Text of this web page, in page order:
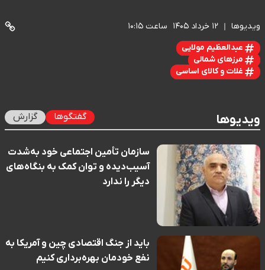
ویدیوها ۱۲ خرداد ۱۴۰۵ ساعت ۱۰:۱۵
عبدالعظیم مولایی
مرزهای شمالی
غلات و کالای اساسی
ویدیوها گفتگوها گزارش
سازمان تأمین اجتماعی خود به‌شدت
آسیب‌دیده و توان کمک به بنگاه‌های
دیگر را ندارد
باید از جنگ اقتصادی چین و آمریکا به
نفع خودمان بهره‌برداری کنیم